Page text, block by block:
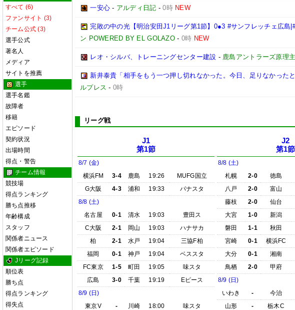
すべて (6)
ファンサイト (3)
チーム公式 (3)
選手公式
著名人
メディア
サイトを推薦
選手
選手名鑑
故障者
移籍
エピソード
契約状況
出場時間
得点・警告
チーム情報
競技場
得点ランキング
勝ち点推移
年齢構成
スタッフ
関係者ニュース
関係者エピソード
Jリーグ記録
順位表
勝ち点
得点ランキング
得失点
一安心 - アルディ日記 -0時 NEW
完敗の中の光【明治安田J1リーグ第1節】0●3 #サンフレッチェ広島
ン POWERED BY EL GOLAZO- 0時 NEW
レオ・シルバ、トレーニングセンター建設 - 鹿島アントラーズ原理
新井泰貴「相手をもう一つ押し切れなかった。今日、足りなかった
ルプレス - 0時
リーグ戦
J1
第1節
8/7 (金)
横浜FM
3-4 鹿島 19:26
MUFG国立
G大阪
4-3 浦和 19:33
パナスタ
8/8 (土)
名古屋
0-1 清水 19:03
豊田ス
C大阪
2-1 岡山 19:03
ハナサカ
柏
2-1 水戸 19:04
三協F柏
福岡
0-1 神戸 19:04
ベススタ
FC東京
1-5 町田 19:05
味スタ
広島
3-0 千葉 19:19
Eピース
8/9 (日)
東京V
- 川崎 18:00
味スタ
J2
第1節
8/8 (土)
札幌
2-0 徳島
八戸
2-0 富山
藤枝
2-0 仙台
大宮
1-0 新潟
磐田
1-1 秋田
宮崎
0-1 横浜FC
大分
0-1 湘南
鳥栖
2-0 甲府
8/9 (日)
いわき
- 今治
山形
- 栃木C